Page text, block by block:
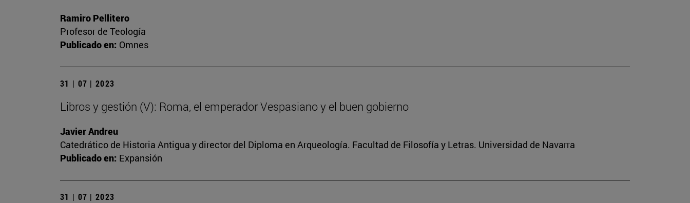
Ramiro Pellitero
Profesor de Teología
Publicado en: Omnes
31 | 07 | 2023
Libros y gestión (V): Roma, el emperador Vespasiano y el buen gobierno
Javier Andreu
Catedrático de Historia Antigua y director del Diploma en Arqueología. Facultad de Filosofía y Letras. Universidad de Navarra
Publicado en: Expansión
31 | 07 | 2023